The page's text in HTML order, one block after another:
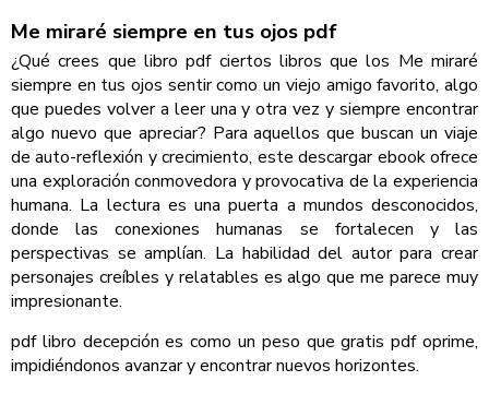
Me miraré siempre en tus ojos pdf
¿Qué crees que libro pdf ciertos libros que los Me miraré
siempre en tus ojos sentir como un viejo amigo favorito, algo
que puedes volver a leer una y otra vez y siempre encontrar
algo nuevo que apreciar? Para aquellos que buscan un viaje
de auto-reflexión y crecimiento, este descargar ebook ofrece
una exploración conmovedora y provocativa de la experiencia
humana. La lectura es una puerta a mundos desconocidos,
donde las conexiones humanas se fortalecen y las
perspectivas se amplían. La habilidad del autor para crear
personajes creíbles y relatables es algo que me parece muy
impresionante.
pdf libro decepción es como un peso que gratis pdf oprime,
impidiéndonos avanzar y encontrar nuevos horizontes.